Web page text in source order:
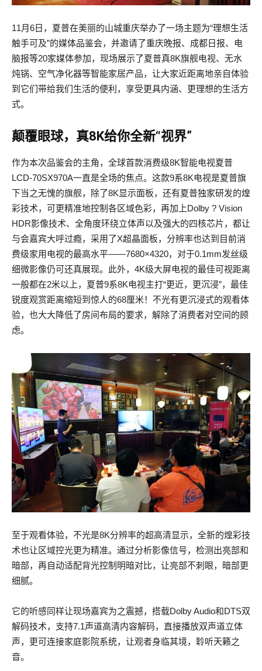
11月6日，夏普在美丽的山城重庆举办了一场主题为“理想生活
触手可及”的媒体品鉴会，并邀请了重庆晚报、成都日报、电
脑报等20家媒体参加，现场展示了夏普真8K旗舰电视、无水
炖锅、空气净化器等智能家居产品，让大家近距离地亲自体验
到它们带给我们生活的便利，享受更具内涵、更理想的生活方
式。
颠覆眼球，真8K给你全新“视界”
作为本次品鉴会的主角，全球首款消费级8K智能电视夏普
LCD-70SX970A一直是全场的焦点。这款9系8K电视是夏普旗
下当之无愧的旗舰，除了8K显示面板，还有夏普独家研发的煌
彩技术，可更精准地控制各区域色彩，再加上Dolby ? Vision
HDR影像技术、全角度环绕立体声以及强大的四核芯片，都让
与会嘉宾大呼过瘾，采用了X超晶面板，分辨率也达到目前消
费级家用电视的最高水平——7680×4320，对于0.1mm发丝级
细微影像仍可还真展现。此外，4K级大屏电视的最佳可视距离
一般都在2米以上，夏普9系8K电视主打“更近，更沉浸”，最佳
锐度观赏距离缩短到惊人的68厘米！不光有更沉浸式的观看体
验，也大大降低了房间布局的要求，解除了消费者对空间的顾
虑。
至于观看体验，不光是8K分辨率的超高清显示，全新的煌彩技
术也让区域控光更为精准。通过分析影像信号，检测出亮部和
暗部，再自动适配背光控制明暗对比，让亮部不刺眼，暗部更
细腻。
它的听感同样让现场嘉宾为之震撼，搭载Dolby Audio和DTS双
解码技术，支持7.1声道高清内容解码，直接播放双声道立体
声，更可连接家庭影院系统，让观者身临其境，聆听天籁之
音。